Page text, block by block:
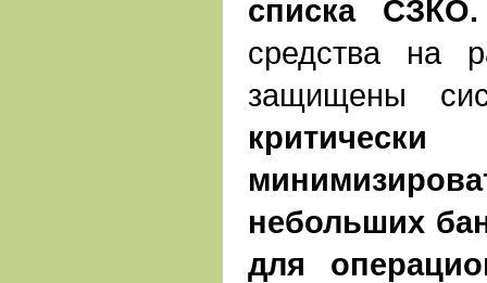
списка СЗКО.
средства на
защищены
небольших
для